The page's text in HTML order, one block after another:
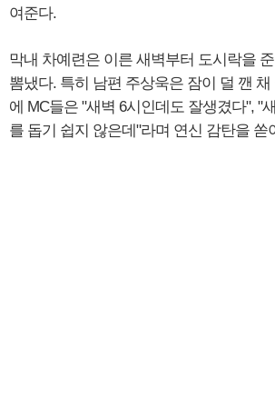
여준다.
막내 차예련은 이른 새벽부터 도시락을
뽐냈다. 특히 남편 주상욱은 잠이 덜 깬
에 MC들은 "새벽 6시인데도 잘생겼다", "
를 돕기 쉽지 않은데"라며 연신 감탄을 쏟